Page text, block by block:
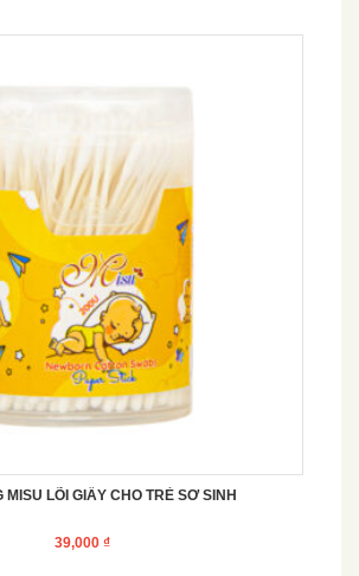
MISU LÕI GIẤY CHO TRẺ SƠ SINH
39,000 ₫